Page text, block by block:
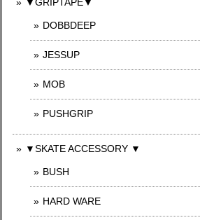
DOBBDEEP
JESSUP
MOB
PUSHGRIP
▼SKATE ACCESSORY ▼
BUSH
HARD WARE